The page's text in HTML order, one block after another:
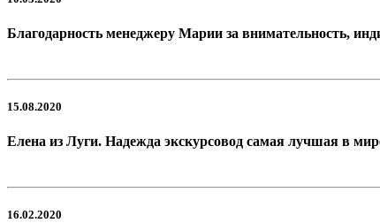
Благодарность менеджеру Марии за внимательность,
15.08.2020
Елена из Луги. Надежда экскурсовод самая лучшая в
16.02.2020